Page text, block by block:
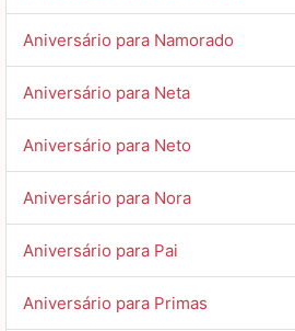
Aniversário para Namorado
Aniversário para Neta
Aniversário para Neto
Aniversário para Nora
Aniversário para Pai
Aniversário para Primas